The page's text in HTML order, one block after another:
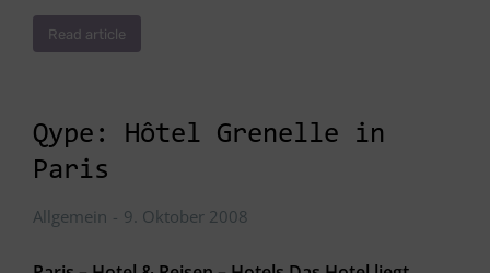
Read article
Qype: Hôtel Grenelle in
Paris
Allgemein 9. Oktober 2008